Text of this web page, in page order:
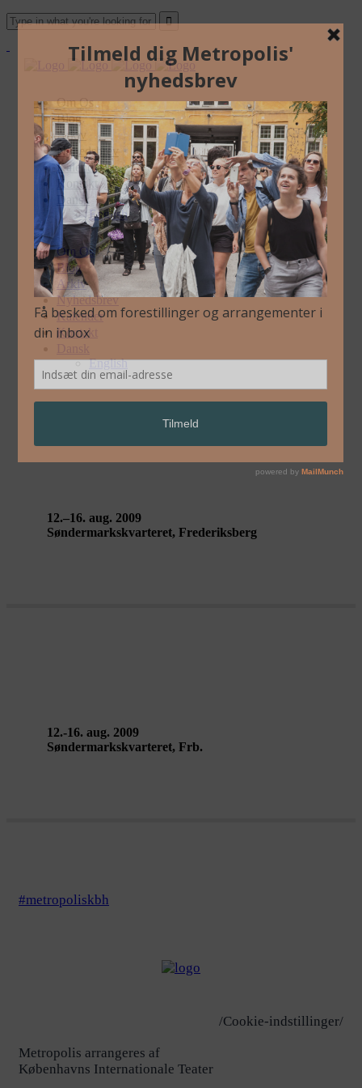
Om Os
Blog
Arkiv
Nyhedsbrev
Kalender
Kontakt
Dansk
English
Om Os
Blog
Arkiv
Nyhedsbrev
Kalender
Kontakt
English
RIDER SPOKE – Blast Theory
12.–16. aug. 2009
Søndermarkskvarteret, Frederiksberg
12.-16. aug. 2009
Søndermarkskvarteret, Frb.
#metropoliskbh
/Cookie-indstillinger/
Metropolis arrangeres af
Københavns Internationale Teater